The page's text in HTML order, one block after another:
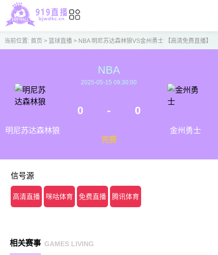
当前位置: 首页 > 篮球直播> NBA 明尼苏达森林狼VS金州勇士 【高清免费直播】
明尼苏达森林狼
NBA
2025-05-15 09:30:00
0 - 0
完赛
金州勇士
信号源
高清直播 咪咕体育 免费直播 腾讯体育
相关赛事 GAMES LIVING